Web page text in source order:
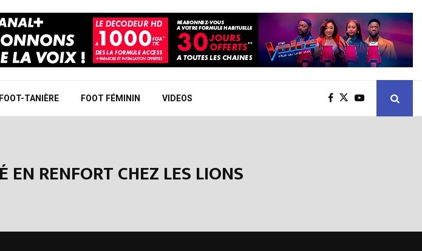
FOOT-TANIÈRE FOOT FÉMININ VIDEOS
RENFORT CHEZ LES LIONS